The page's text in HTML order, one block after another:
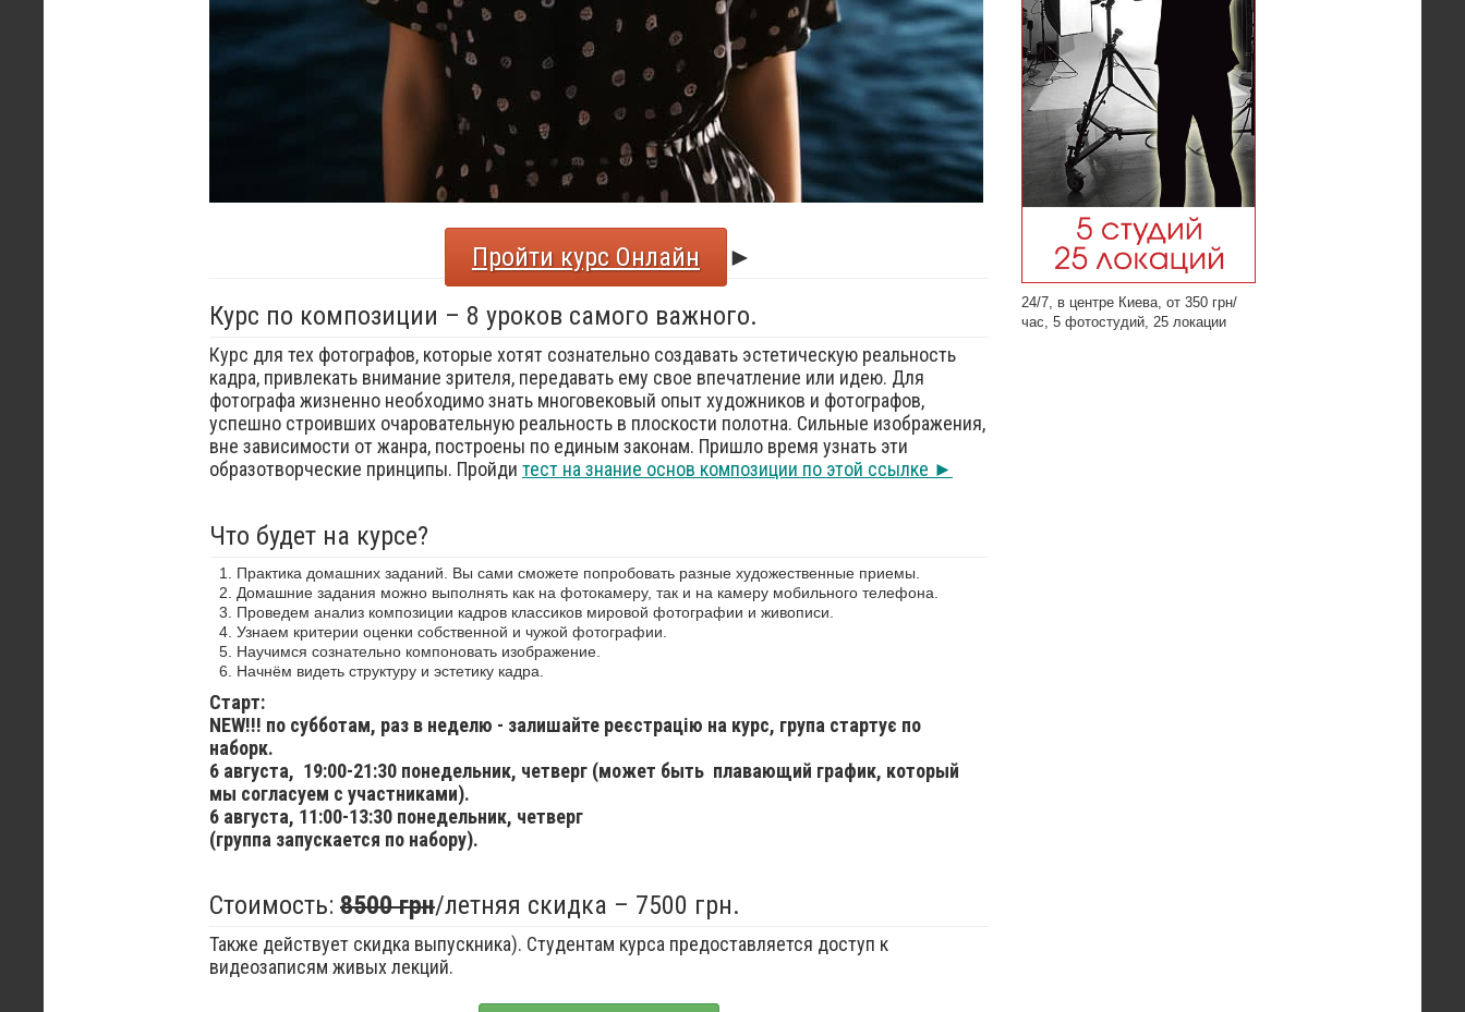
Пройти курс Онлайн
►
Курс по композиции – 8 уроков самого важного.
Курс для тех фотографов, которые хотят сознательно создавать эстетическую реальность
кадра, привлекать внимание зрителя, передавать ему свое впечатление или идею. Для
фотографа жизненно необходимо знать многовековый опыт художников и фотографов,
успешно строивших очаровательную реальность в плоскости полотна. Сильные изображения,
вне зависимости от жанра, построены по единым законам. Пришло время узнать эти
образотворческие принципы. Пройди тест на знание основ композиции по этой ссылке ►
Что будет на курсе?
Практика домашних заданий. Вы сами сможете попробовать разные художественные приемы.
Домашние задания можно выполнять как на фотокамеру, так и на камеру мобильного телефона.
Проведем анализ композиции кадров классиков мировой фотографии и живописи.
Узнаем критерии оценки собственной и чужой фотографии.
Научимся сознательно компоновать изображение.
Начнём видеть структуру и эстетику кадра.
Старт:
NEW!!! по субботам, раз в неделю - залишайте реєстрацію на курс, група стартує по
наборк.
6 августа, 19:00-21:30 понедельник, четверг (может быть плавающий график, который
мы согласуем с участниками).
6 августа, 11:00-13:30 понедельник, четверг
(группа запускается по набору).
Стоимость: 8500 грн/летняя скидка – 7500 грн.
Также действует скидка выпускника). Студентам курса предоставляется доступ к
видеозаписям живых лекций.
24/7, в центре Киева, от 350 грн/
час, 5 фотостудий, 25 локации